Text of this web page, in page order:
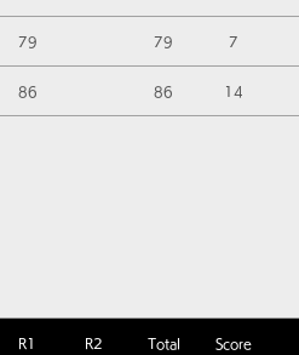
79 79 7
86 86 14
R1 R2 Total Score